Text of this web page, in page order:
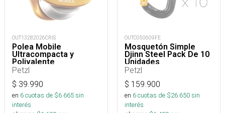
OUT13282026CRIS
Polea Mobile
Ultracompacta y
Polivalente
Petzl
$ 39.990
en 6cuotas de $6.665sin
interés
OUTC050609FE
Mosquetón Simple
Djinn Steel Pack De 10
Unidades
Petzl
$ 159.900
en 6cuotas de $26.650sin
interés